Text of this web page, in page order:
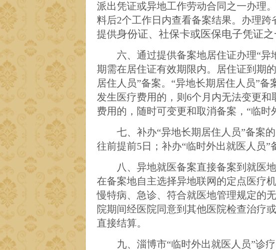
派出凭证或异地工作劳动合同之一办理
料后2个工作日内查看备案结果。 办理跨
提供身份证、社保卡或医保电子凭证之
六、通过提供备案地居住证办理“异
期需在居住证有效期限内。居住证到期
居住人员”备案。“异地长期居住 人员”备
发生医疗费用的，则 6个月内无法变更和
费用的，随时可变更和取消备案， “临时
七、 补办“异地长期居住 人员”备案
往前提前5日 ； 补办“临时外出就医 人员”
八、 异地就医备案直接备案到就医
在备案地自主选择异地联网的定点医疗
慢特病、急诊、符合就医地管理规定的
院期间经医院同意到其他医院检查治疗
直接结算。
九、淄博市“临时外出就医人员”诊